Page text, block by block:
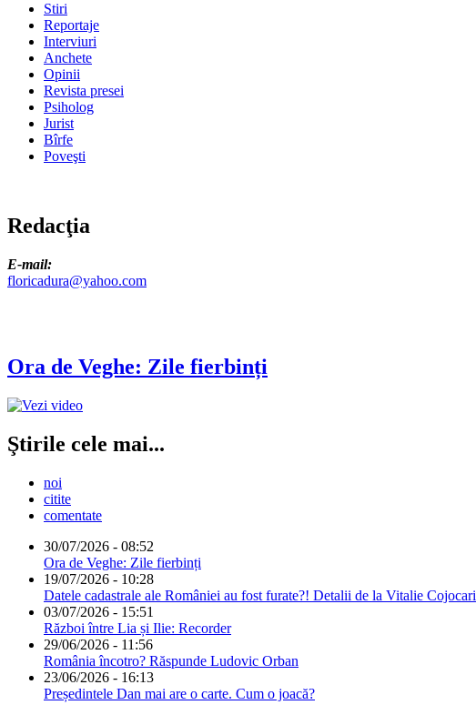
Stiri
Reportaje
Interviuri
Anchete
Opinii
Revista presei
Psiholog
Jurist
Bîrfe
Poveşti
Redacţia
E-mail:
floricadura@yahoo.com
Ora de Veghe: Zile fierbinți
Ştirile cele mai...
noi
citite
comentate
30/07/2026 - 08:52
Ora de Veghe: Zile fierbinți
19/07/2026 - 10:28
Datele cadastrale ale României au fost furate?! Detalii de la Vitalie Cojocari
03/07/2026 - 15:51
Război între Lia și Ilie: Recorder
29/06/2026 - 11:56
România încotro? Răspunde Ludovic Orban
23/06/2026 - 16:13
Președintele Dan mai are o carte. Cum o joacă?